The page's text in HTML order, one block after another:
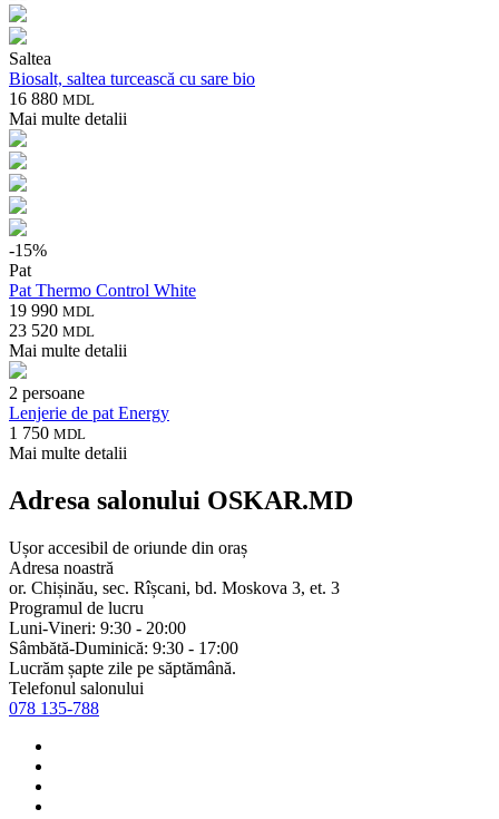
Saltea
Biosalt, saltea turcească cu sare bio
16 880 MDL
Mai multe detalii
-15%
Pat
Pat Thermo Control White
19 990 MDL
23 520 MDL
Mai multe detalii
2 persoane
Lenjerie de pat Energy
1 750 MDL
Mai multe detalii
Adresa salonului OSKAR.MD
Ușor accesibil de oriunde din oraș
Adresa noastră
or. Chișinău, sec. Rîșcani, bd. Moskova 3, et. 3
Programul de lucru
Luni-Vineri: 9:30 - 20:00
Sâmbătă-Duminică: 9:30 - 17:00
Lucrăm șapte zile pe săptămână.
Telefonul salonului
078 135-788